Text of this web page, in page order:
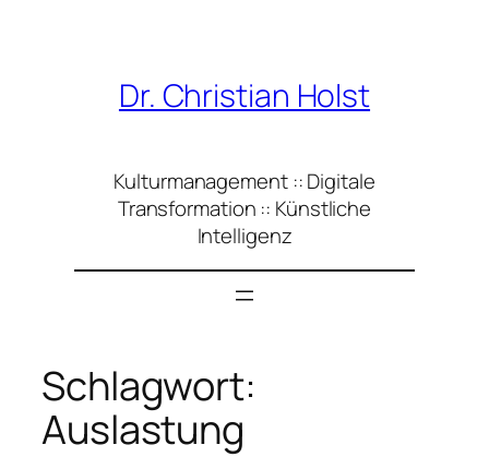
Dr. Christian Holst
Kulturmanagement :: Digitale
Transformation :: Künstliche
Intelligenz
Schlagwort:
Auslastung